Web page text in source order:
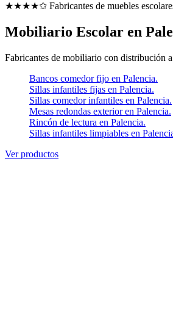
★★★★✩ Fabricantes de muebles
Mobiliario Escolar en
Fabricantes de mobiliario con distribución
Bancos comedor fijo en Palencia.
Sillas infantiles fijas en Palencia.
Sillas comedor infantiles en Palencia.
Mesas redondas exterior en Palencia.
Rincón de lectura en Palencia.
Sillas infantiles limpiables en
Ver productos